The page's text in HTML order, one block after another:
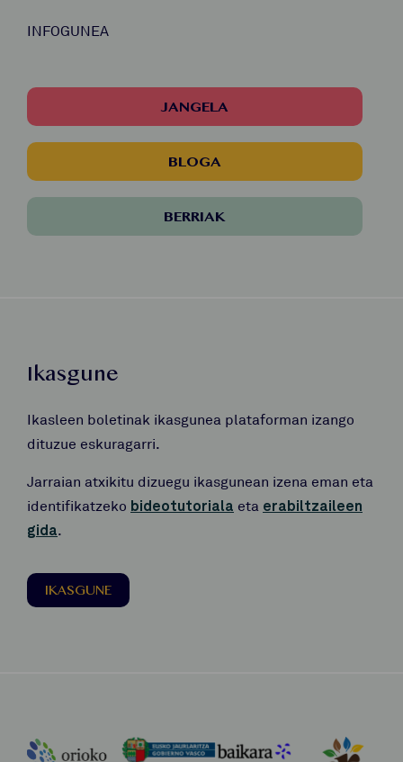
INFOGUNEA
JANGELA
BLOGA
BERRIAK
Ikasgune
Ikasleen boletinak ikasgunea plataforman izango
dituzue eskuragarri.
Jarraian atxikitu dizuegu ikasgunean izena eman eta
identifikatzeko bideotutoriala eta erabiltzaileen
gida.
IKASGUNE